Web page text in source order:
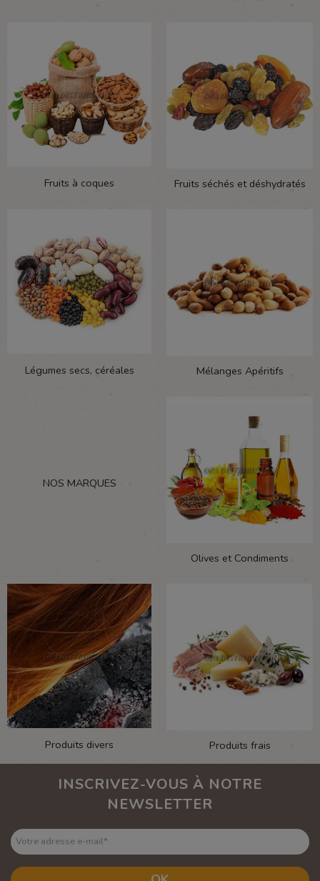
Fruits à coques Fruits séchés et déshydratés
Légumes secs, céréales Mélanges Apéritifs
NOS MARQUES
Olives et Condiments
Produits divers Produits frais
INSCRIVEZ-VOUS À NOTRE
NEWSLETTER
Votre adresse e-mail*